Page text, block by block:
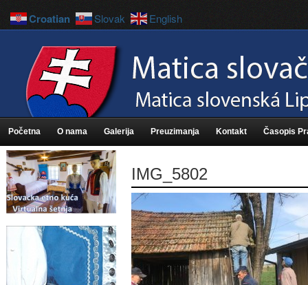
Početna O nama Galerija Preuzimanja Kontakt Časopis
IMG_5802
Croatian Slovak English